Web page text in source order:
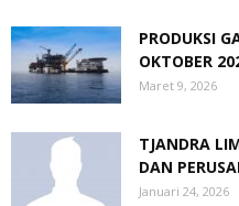
PRODUKSI
OKTOBER
Maret 9, 2026
TJANDRA
DAN
Januari 24, 2026